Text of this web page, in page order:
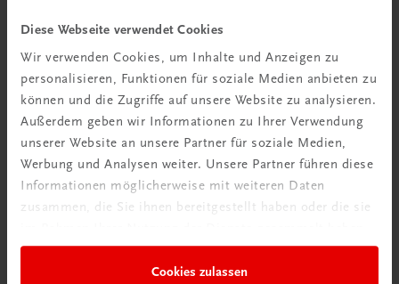
Diese Webseite verwendet Cookies
Wir verwenden Cookies, um Inhalte und Anzeigen zu
personalisieren, Funktionen für soziale Medien anbieten zu
können und die Zugriffe auf unsere Website zu analysieren.
Außerdem geben wir Informationen zu Ihrer Verwendung
unserer Website an unsere Partner für soziale Medien,
Werbung und Analysen weiter. Unsere Partner führen diese
Informationen möglicherweise mit weiteren Daten
zusammen, die Sie ihnen bereitgestellt haben oder die sie
Cookies zulassen
Tipps & Tricks
Mehr dazu